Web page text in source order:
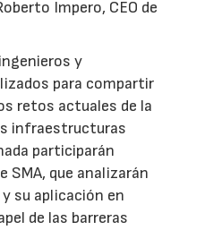
Impero, CEO de
y
para compartir
retos actuales de la
infraestructuras
participarán
SMA, que analizarán
su aplicación en
de las barreras